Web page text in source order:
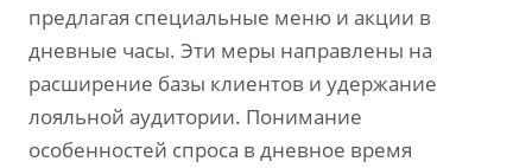
предлагая специальные меню и акции в
дневные часы. Эти меры направлены на
расширение базы клиентов и удержание
лояльной аудитории. Понимание
особенностей спроса в дневное время